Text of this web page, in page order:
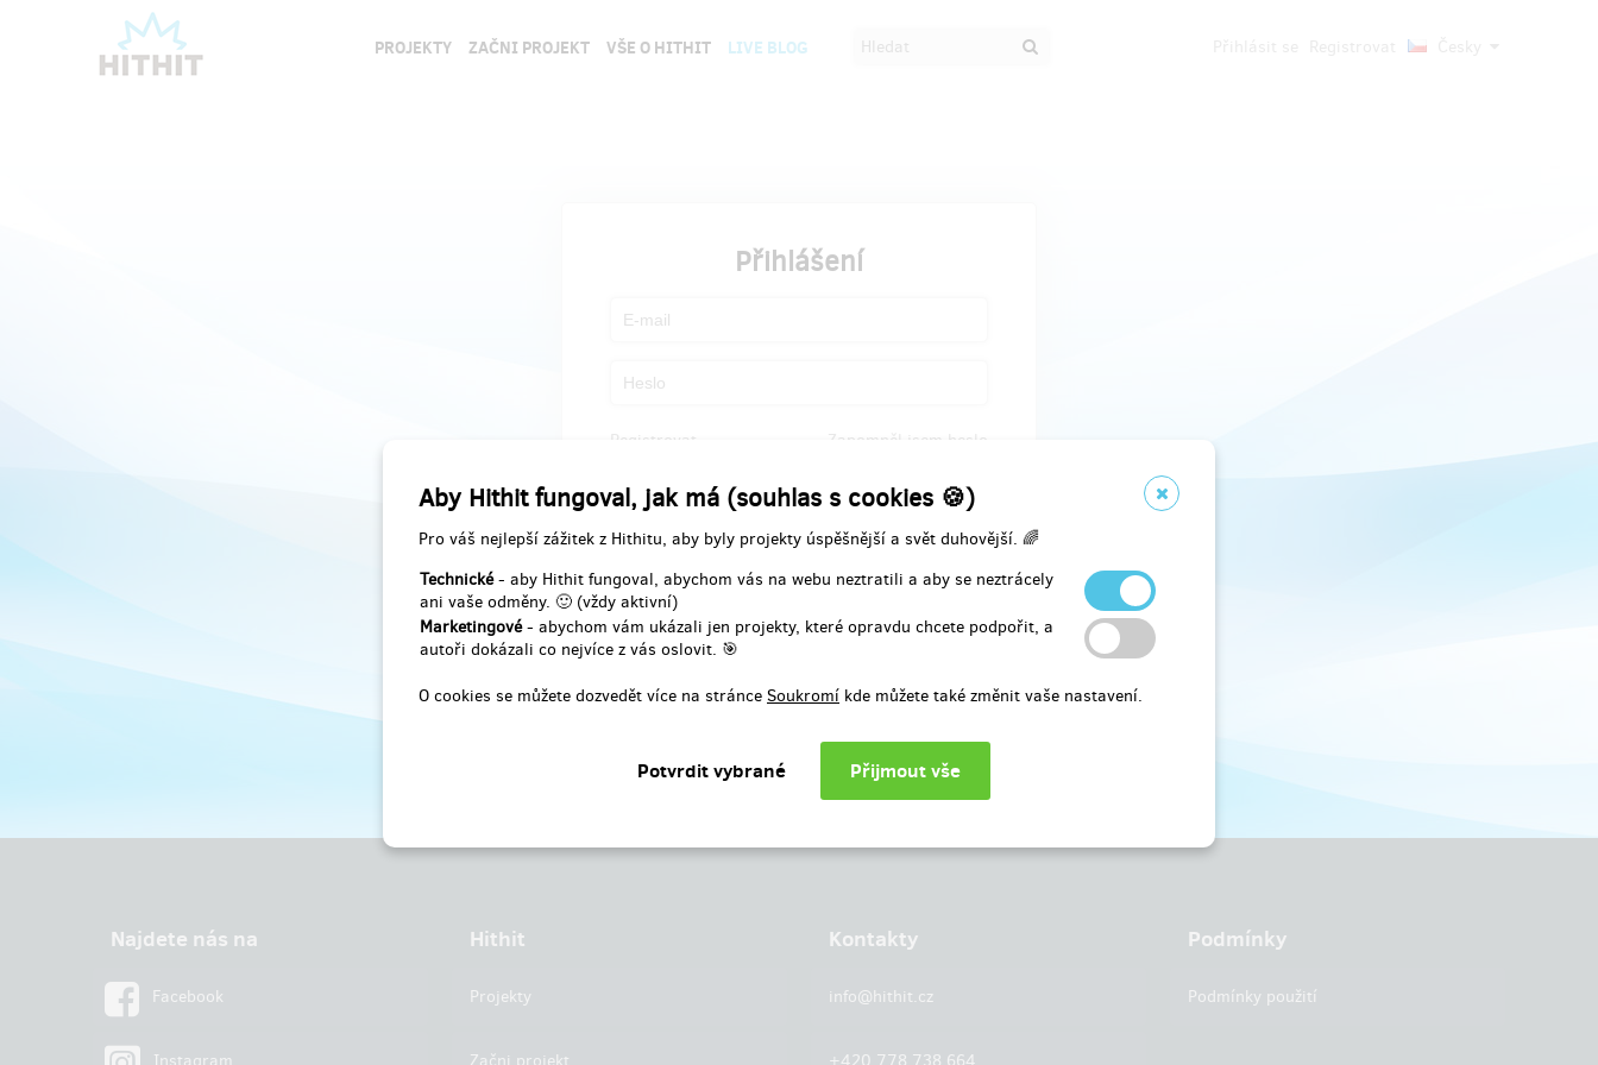
Aby Hithit fungoval, jak má (souhlas s cookies 🍪)
Pro váš nejlepší zážitek z Hithitu, aby byly projekty úspěšnější a svět duhovější. 🌈
Technické- aby Hithit fungoval, abychom vás na webu neztratili a aby se neztrácely
ani vaše odměny. 🙂 (vždy aktivní)
Marketingové- abychom vám ukázali jen projekty, které opravdu chcete podpořit, a
autoři dokázali co nejvíce z vás oslovit. 🎯
O cookies se můžete dozvedět více na stránce Soukromí kde můžete také změnit vaše nastavení.
PROJEKTY ZAČNI PROJEKT VŠE O HITHIT LIVE BLOG
Přihlášení
Registrovat Zapomněl jsem heslo
Najdete nás na
Facebook
Hithit
Projekty
Kontakty
info@hithit.cz
Podmínky
Podmínky použití